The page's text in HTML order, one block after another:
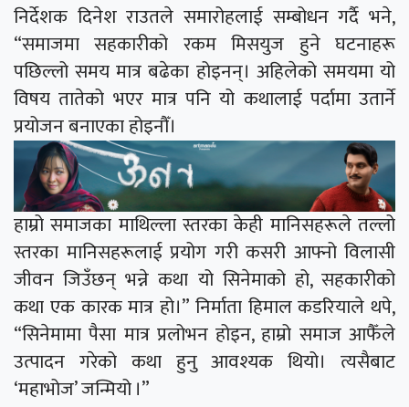
निर्देशक दिनेश राउतले समारोहलाई सम्बोधन गर्दै भने,
“समाजमा सहकारीको रकम मिसयुज हुने घटनाहरू
पछिल्लो समय मात्र बढेका होइनन्। अहिलेको समयमा यो
विषय तातेको भएर मात्र पनि यो कथालाई पर्दामा उतार्ने
प्रयोजन बनाएका होइनौँ।
हाम्रो समाजका माथिल्ला स्तरका केही मानिसहरूले तल्लो
स्तरका मानिसहरूलाई प्रयोग गरी कसरी आफ्नो विलासी
जीवन जिउँछन् भन्ने कथा यो सिनेमाको हो, सहकारीको
कथा एक कारक मात्र हो।” निर्माता हिमाल कडरियाले थपे,
“सिनेमामा पैसा मात्र प्रलोभन होइन, हाम्रो समाज आफैँले
उत्पादन गरेको कथा हुनु आवश्यक थियो। त्यसैबाट
‘महाभोज’ जन्मियो ।”